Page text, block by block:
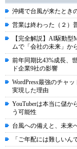
沖縄で台風が来たとき
営業は終わった（２）
【完全解説】AI駆動
ムで「会社の未来」か
前年同期比43%成長、
ド企業9社の影響
WordPress最強のチャ
実現した理由
YouTuberは本当に儲か
う可能性
台風への備えと、未来
「ご年配には難しい